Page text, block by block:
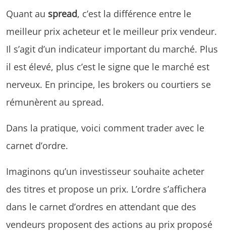
Quant au spread, c’est la différence entre le
meilleur prix acheteur et le meilleur prix vendeur.
Il s’agit d’un indicateur important du marché. Plus
il est élevé, plus c’est le signe que le marché est
nerveux. En principe, les brokers ou courtiers se
rémunèrent au spread.
Dans la pratique, voici comment trader avec le
carnet d’ordre.
Imaginons qu’un investisseur souhaite acheter
des titres et propose un prix. L’ordre s’affichera
dans le carnet d’ordres en attendant que des
vendeurs proposent des actions au prix proposé